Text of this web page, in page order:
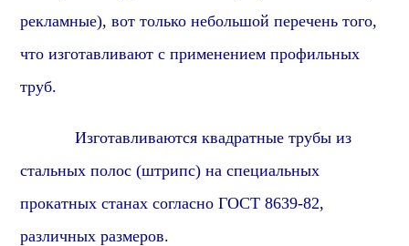
рекламные), вот только небольшой перечень того,
что изготавливают с применением профильных
труб.
Изготавливаются квадратные трубы из
стальных полос (штрипс) на специальных
прокатных станах согласно ГОСТ 8639-82,
различных размеров.